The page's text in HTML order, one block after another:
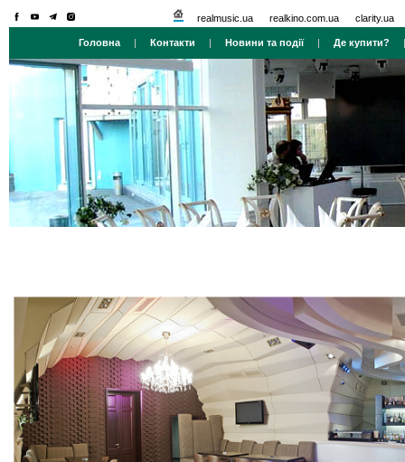
realmusic.ua realkino.com.ua clarity.ua
Головна | Контакти | Новини та події| Де купити?